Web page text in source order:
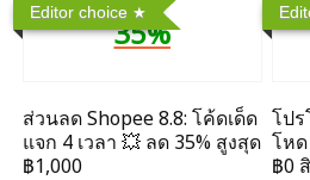
Editor choice
35%
ส่วนลด Shopee 8.8: โค้ดเด็ด
แจก 4 เวลา 💥 ลด 35% สูงสุด
฿1,000
โปร
โห
฿0